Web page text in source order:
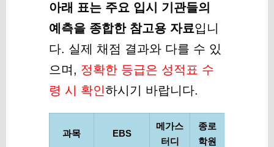
아래 표는 주요 입시 기관들의
예측을 종합한 참고용 자료입니
다. 실제 채점 결과와 다를 수 있
으며, 정확한 등급은 성적표 수
령 시 확인하시기 바랍니다.
과목 EBS
메가스
터디
종로
학원